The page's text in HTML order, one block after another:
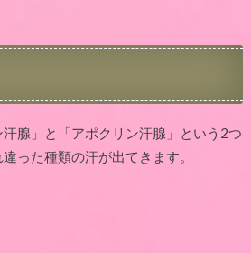
腺」と「アポクリン汗腺」という 2つ
った種類の汗が出てきます。